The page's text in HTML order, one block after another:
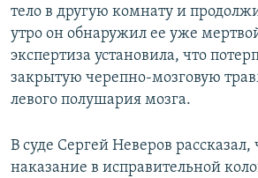
тело в другую комнату и
утро он обнаружил ее уже
экспертиза установила, что
закрытую черепно-мозговую
левого полушария мозга.
В суде Сергей Неверов рассказал,
наказание в исправительной